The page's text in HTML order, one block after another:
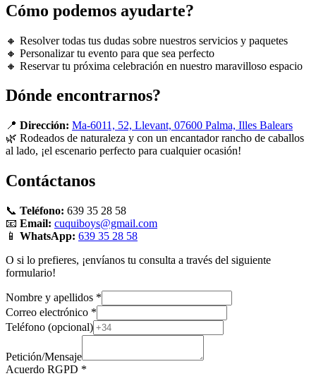
Cómo podemos ayudarte?
🔸 Resolver todas tus dudas sobre nuestros servicios y paquetes
🔸 Personalizar tu evento para que sea perfecto
🔸 Reservar tu próxima celebración en nuestro maravilloso espacio
Dónde encontrarnos?
📍 Dirección: Ma-6011, 52, Llevant, 07600 Palma, Illes Balears
🌿 Rodeados de naturaleza y con un encantador rancho de caballos
al lado, ¡el escenario perfecto para cualquier ocasión!
Contáctanos
📞 Teléfono: 639 35 28 58
📧 Email: cuquiboys@gmail.com
📱 WhatsApp: 639 35 28 58
O si lo prefieres, ¡envíanos tu consulta a través del siguiente
formulario!
Nombre y apellidos *
Acuerdo
Correo
(opcional)
Correo electrónico *
Teléfono (opcional)
Petición/Mensaje
Acuerdo RGPD *